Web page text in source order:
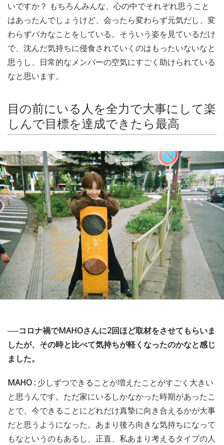
いですか？ もちろんみんな、心の中でそれぞれ思うこと
はあったんでしょうけど、会ったら変わらず元気だし、変
わらずバカなことをしている。そういう姿を見ているだけ
で、沈んだ気持ちに侵食されていくのはもったいないなと
思うし、日常的なメンバーの空気にすごく助けられている
なと思います。
目の前にいる人を全力で大事にして楽
しんで目標を達成できたら最高
──コロナ禍でMAHOさんに2回ほど取材をさせてもらいま
したが、その時と比べて気持ちが軽くなったのかなと感じ
ました。
MAHO : 少しずつできることが増えたことがすごく大きい
と思うんです。ただ家にいるしかなかった時期があったこ
とで、今できることにどれだけ真摯に向き合えるかが大事
だと思うようになった。あまり後ろ向きな気持ちになって
もなというのもあるし、正直、私あまり考えるタイプの人